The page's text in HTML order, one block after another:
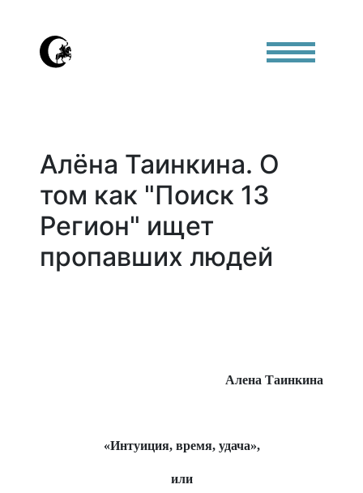
Алёна Таинкина. О
том как "Поиск 13
Регион" ищет
пропавших людей
Алена Таинкина
«Интуиция, время, удача»,
или